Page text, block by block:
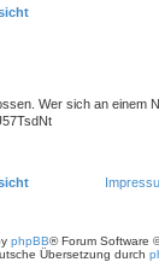
Wer sich an einem
phpBB® Forum Software
Übersetzung durch